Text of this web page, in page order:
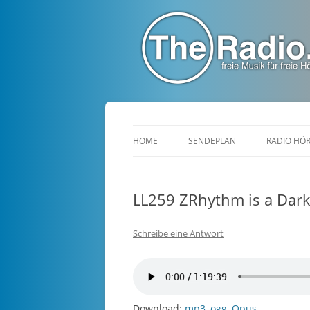
HOME SENDEPLAN RADIO
LL259 ZRhythm is a
Schreibe eine Antwort